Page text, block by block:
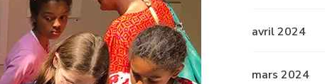
avril 2024
mars 2024